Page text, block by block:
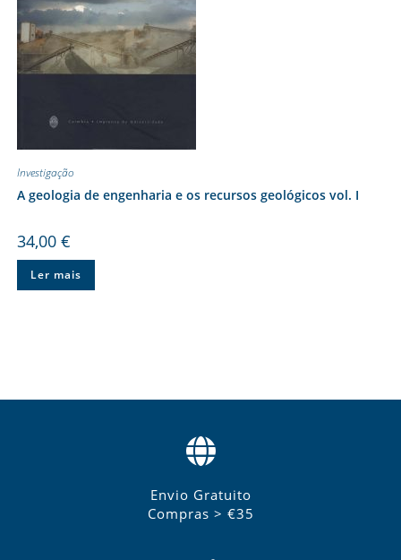
Investigação
A geologia de engenharia e os recursos geológicos vol. I
34,00 €
Ler mais
Envio Gratuito
Compras > €35